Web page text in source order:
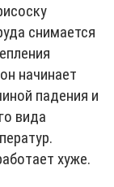
снимается
начинает
падения и
вида
хуже.